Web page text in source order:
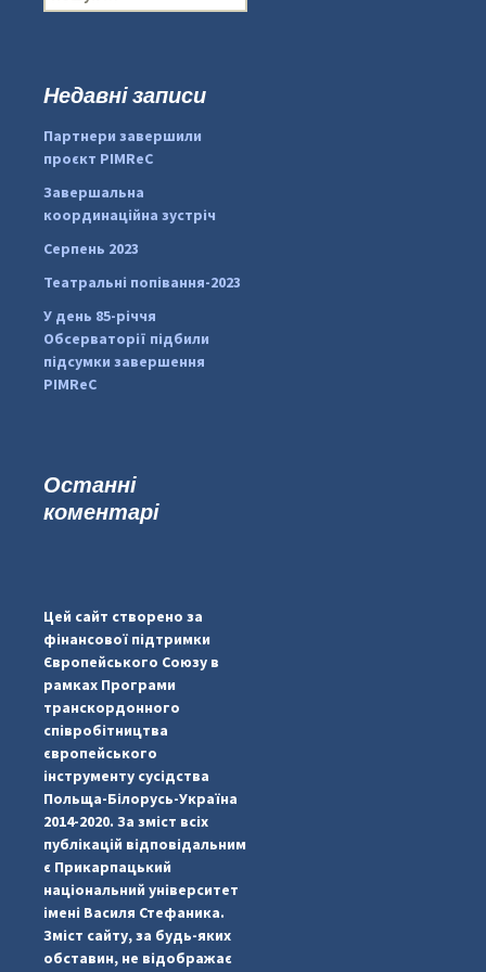
pimrec_project
о
:Недавні записи
Партнери завершили
проєкт PIMReC
Завершальна
координаційна зустріч
Серпень 2023
Театральні попівання-2023
У день 85-річчя
Обсерваторії підбили
підсумки завершення
PIMReC
Останні
коментарі
Цей сайт створено за
фінансової підтримки
Європейського Союзу в
рамках Програми
транскордонного
співробітництва
європейського
інструменту сусідства
Польща-Білорусь-Україна
2014-2020. За зміст всіх
публікацій відповідальним
є Прикарпацький
національний університет
імені Василя Стефаника.
Зміст сайту, за будь-яких
обставин, не відображає